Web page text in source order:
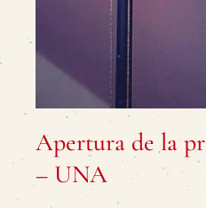
Apertura de la
– UNA